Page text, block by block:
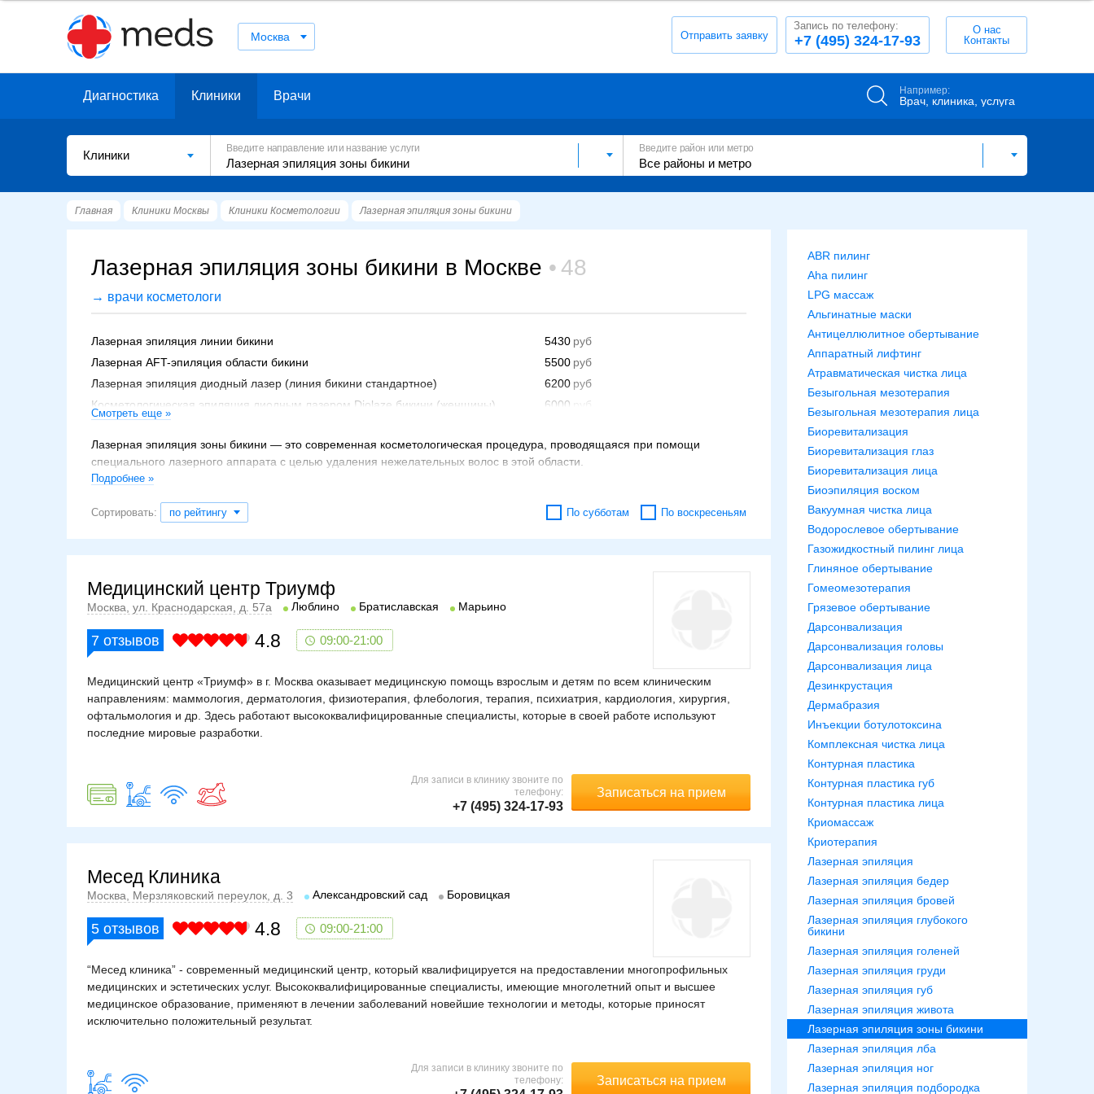
Москва Отправить заявку +7 (495) 324-17-93
Запись по телефону:
О нас
Контакты
Диагностика Клиники Врачи Например:
Врач, клиника, услуга
Клиники
Введите направление или название услуги Введите район или метро
Главная Клиники Москвы Клиники Косметологии Лазерная эпиляция зоны бикини
Лазерная эпиляция зоны бикини в Москве 48
→ врачи косметологи
Лазерная эпиляция линии бикини
5430
Лазерная AFT-эпиляция области бикини
5500
Лазерная эпиляция диодный лазер (линия бикини стандартное)
6200
Косметологическая эпиляция диодным лазером Diolaze бикини (женщины)
6000
Эпиляция зоны бикини (жен.)
1600
Лазерная эпиляция бикини
2500
Лазерная эпиляция зоны бикини классическое
Лазерная эпиляция LIGHTSHEER DUET бикини по линии белья
5100
Смотреть еще »
Лазерная эпиляция зоны бикини — это современная косметологическая процедура, проводящаяся при помощи
специального лазерного аппарата с целью удаления нежелательных волос в этой области.
Процедура проходит без повреждения кожного покрова.
нежелательный волосяной покров в этой области;
врастание волосков;
аллергическая реакция на другие методы удаления;
дискомфорт из-за повышенного оволосения.
Противопоказания:
юный возраст;
беременность;
лактация;
тяжелая сердечно-сосудистая патология;
наличие наличие злокачественных новообразований.
Процедуре предшествует консультация и осмотр врача-дерматокосметолога, который также даст рекомендации по
подготовке. Необходимо:
прекратить прием антибиотиков тетрациклиновой группы;
удалять волосы только при помощи бритья;
3 дня перед процедурой не использовать спиртосодержащие лосьоны.
Моральная подготовка состоит в ознакомлении с порядком проведения процедуры. О нем пациенту подробно
рассказывает врач.
Сначала косметолог проводит тест, чтобы убедиться, что у пациента отсутствуют аллергические реакции на лазерное
Подробнее »
Сортировать: по рейтингу По субботам По воскресеньям
Медицинский центр Триумф
Москва, ул. Краснодарская, д. 57а Люблино Братиславская Марьино
7 отзывов 4.8 09:00-21:00
Медицинский центр «Триумф» в г. Москва оказывает медицинскую помощь взрослым и детям по всем клиническим
направлениям: маммология, дерматология, физиотерапия, флебология, терапия, психиатрия, кардиология, хирургия,
офтальмология и др. Здесь работают высококвалифицированные специалисты, которые в своей работе используют
последние мировые разработки.
Записаться на прием
Для записи в клинику звоните по
телефону:
+7 (495) 324-17-93
Месед Клиника
Москва, Мерзляковский переулок, д. 3 Александровский сад Боровицкая
5 отзывов 4.8 09:00-21:00
“Месед клиника” - современный медицинский центр, который квалифицируется на предоставлении многопрофильных
медицинских и эстетических услуг. Высококвалифицированные специалисты, имеющие многолетний опыт и высшее
медицинское образование, применяют в лечении заболеваний новейшие технологии и методы, которые приносят
исключительно положительный результат.
Записаться на прием
Для записи в клинику звоните по
телефону:
ABR пилинг
Aha пилинг
LPG массаж
Альгинатные маски
Антицеллюлитное обертывание
Аппаратный лифтинг
Атравматическая чистка лица
Безыгольная мезотерапия
Безыгольная мезотерапия лица
Биоревитализация
Биоревитализация глаз
Биоревитализация лица
Биоэпиляция воском
Вакуумная чистка лица
Водорослевое обертывание
Газожидкостный пилинг лица
Глиняное обертывание
Гомеомезотерапия
Грязевое обертывание
Дарсонвализация
Дарсонвализация головы
Дарсонвализация лица
Дезинкрустация
Дермабразия
Инъекции ботулотоксина
Комплексная чистка лица
Контурная пластика
Контурная пластика губ
Контурная пластика лица
Криомассаж
Криотерапия
Лазерная эпиляция
Лазерная эпиляция бедер
Лазерная эпиляция бровей
Лазерная эпиляция глубокого
бикини
Лазерная эпиляция голеней
Лазерная эпиляция груди
Лазерная эпиляция губ
Лазерная эпиляция живота
Лазерная эпиляция зоны бикини
Лазерная эпиляция лба
Лазерная эпиляция ног
Лазерная эпиляция подбородка